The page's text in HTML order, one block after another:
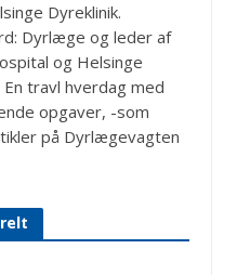
Dyreklinik.
Dyrlæge og leder af
og Helsinge
travl hverdag med
opgaver, -som
på Dyrlægevagten